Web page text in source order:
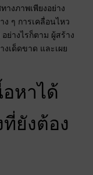
างภาพเพียงอย่าง
ๆ การเคลื่อนไหว
ย่างไรก็ตาม ผู้สร้าง
งเด็ดขาด และเผย
หาได้
ยังต้อง